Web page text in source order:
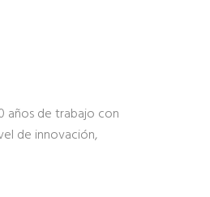
años de trabajo con
de innovación,